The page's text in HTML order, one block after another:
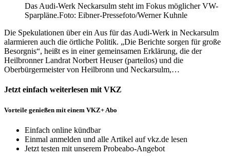
Das Audi-Werk Neckarsulm steht im Fokus möglicher VW-
Sparpläne.Foto: Eibner-Pressefoto/Werner Kuhnle
Die Spekulationen über ein Aus für das Audi-Werk in Neckarsulm
alarmieren auch die örtliche Politik. „Die Berichte sorgen für große
Besorgnis“, heißt es in einer gemeinsamen Erklärung, die der
Heilbronner Landrat Norbert Heuser (parteilos) und die
Oberbürgermeister von Heilbronn und Neckarsulm,…
Jetzt einfach weiterlesen mit VKZ
Vorteile genießen mit einem VKZ+ Abo
Einfach online kündbar
Einmal anmelden und alle Artikel auf vkz.de lesen
Jetzt testen mit unserem Probeabo-Angebot